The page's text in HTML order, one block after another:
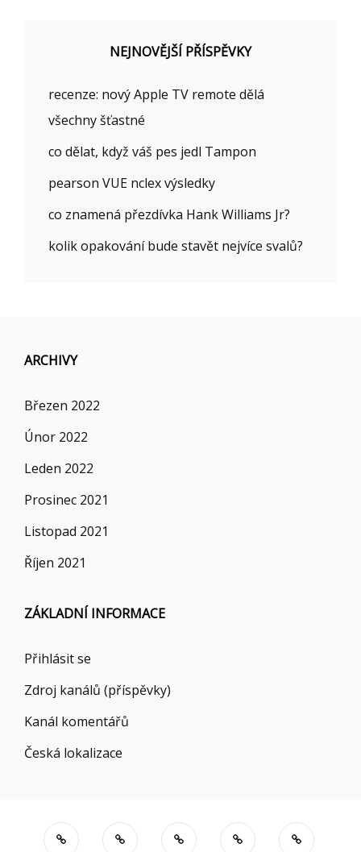
NEJNOVĚJŠÍ PŘÍSPĚVKY
recenze: nový Apple TV remote dělá
všechny šťastné
co dělat, když váš pes jedl Tampon
pearson VUE nclex výsledky
co znamená přezdívka Hank Williams Jr?
kolik opakování bude stavět nejvíce svalů?
ARCHIVY
Březen 2022
Únor 2022
Leden 2022
Prosinec 2021
Listopad 2021
Říjen 2021
ZÁKLADNÍ INFORMACE
Přihlásit se
Zdroj kanálů (příspěvky)
Kanál komentářů
Česká lokalizace